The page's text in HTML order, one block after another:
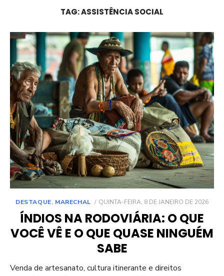
TAG:ASSISTÊNCIA SOCIAL
DESTAQUE, MARECHAL
POSTED
QUINTA-FEIRA, 8 DE JANEIRO DE 2026
ÍNDIOS NA RODOVIÁRIA: O QUE
VOCÊ VÊ E O QUE QUASE NINGUÉM
SABE
Venda de artesanato, cultura itinerante e direitos